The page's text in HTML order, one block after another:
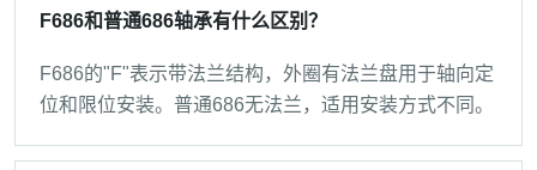
F686和普通686轴承有什么区别？
F686的"F"表示带法兰结构，外圈有法兰盘用于轴向定
位和限位安装。普通686无法兰，适用安装方式不同。